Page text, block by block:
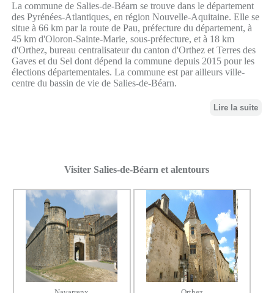
La commune de Salies-de-Béarn se trouve dans le département
des Pyrénées-Atlantiques, en région Nouvelle-Aquitaine. Elle se
situe à 66 km par la route de Pau, préfecture du département, à
45 km d'Oloron-Sainte-Marie, sous-préfecture, et à 18 km
d'Orthez, bureau centralisateur du canton d'Orthez et Terres des
Gaves et du Sel dont dépend la commune depuis 2015 pour les
élections départementales. La commune est par ailleurs ville-
centre du bassin de vie de Salies-de-Béarn.
Lire la suite
Visiter Salies-de-Béarn et alentours